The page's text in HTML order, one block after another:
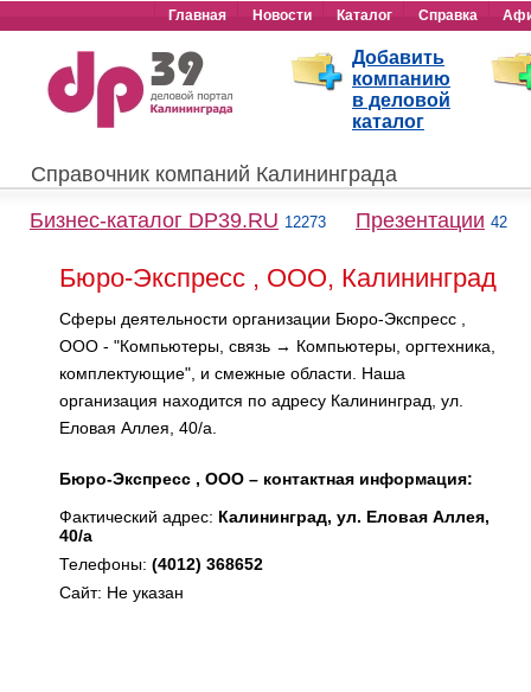
Главная Новости Каталог Справка
Добавить
компанию
в деловой
каталог
Справочник компаний Калининграда
Бизнес-каталог DP39.RU 12273 Презентации 42
Бюро-Экспресс , ООО, Калининград
Сферы деятельности организации Бюро-Экспресс ,
ООО - "Компьютеры, связь → Компьютеры, оргтехника,
комплектующие", и смежные области. Наша
организация находится по адресу Калининград, ул.
Еловая Аллея, 40/а.
Бюро-Экспресс , ООО – контактная информация:
Фактический адрес: Калининград, ул. Еловая Аллея,
40/а
Телефоны: (4012) 368652
Сайт: Не указан